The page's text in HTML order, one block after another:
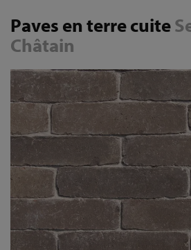
Paves en terre cuite
Châtain